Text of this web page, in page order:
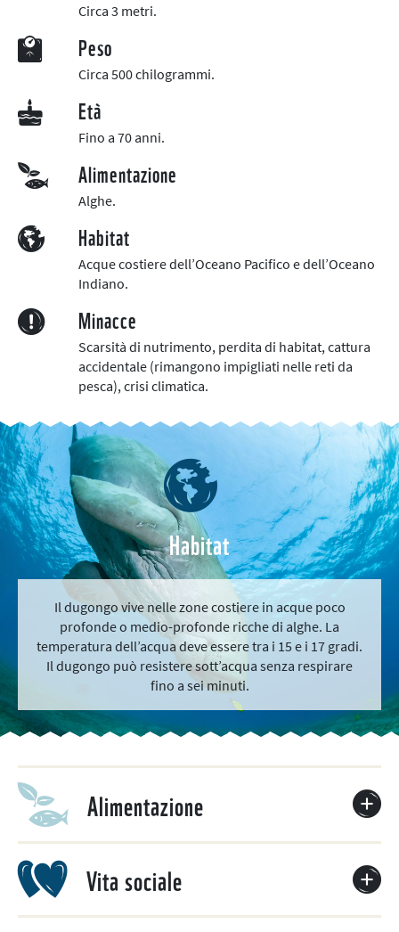
Circa 3 metri.
Peso
Circa 500 chilogrammi.
Età
Fino a 70 anni.
Alimentazione
Alghe.
Habitat
Acque costiere dell’Oceano Pacifico e dell’Oceano
Indiano.
Minacce
Scarsità di nutrimento, perdita di habitat, cattura
accidentale (rimangono impigliati nelle reti da
pesca), crisi climatica.
Habitat
Il dugongo vive nelle zone costiere in acque poco
profonde o medio-profonde ricche di alghe. La
temperatura dell’acqua deve essere tra i 15 e i 17 gradi.
Il dugongo può resistere sott’acqua senza respirare
fino a sei minuti.
Alimentazione
Vita sociale